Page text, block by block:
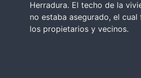
Herradura. El techo de la
no estaba asegurado, el
los propietarios y vecinos.